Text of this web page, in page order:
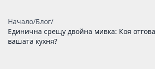
Начало/Блог/
Единична срещу двойна мивка: Коя
вашата кухня?